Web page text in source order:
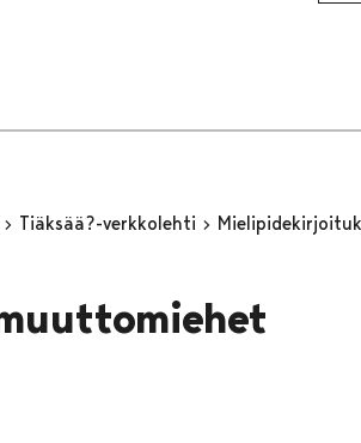
Tiäksää?-verkkolehti